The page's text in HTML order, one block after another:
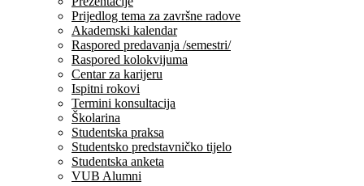
Prijedlog tema za završne radove
Akademski kalendar
Raspored predavanja /semestri/
Raspored kolokvijuma
Centar za karijeru
Ispitni rokovi
Termini konsultacija
Školarina
Studentska praksa
Studentsko predstavničko tijelo
Studentska anketa
VUB Alumni